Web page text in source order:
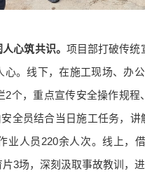
心筑共识。 项目部打破传统
心。线下，在施工现场、办
2个，重点宣传安全操作规
安全员结合当日施工任务，
业人员220余人次。线上，
3场，深刻汲取事故教训，